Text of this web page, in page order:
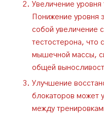
Увеличение уровня
Понижение уровня
собой увеличение
тестостерона, что
мышечной массы,
общей
Улучшение
блокаторов может
между